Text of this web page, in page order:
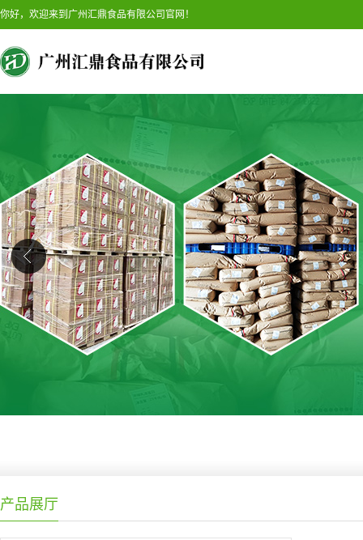
你好，欢迎来到广州汇鼎食品有限公司官网！
产品展厅